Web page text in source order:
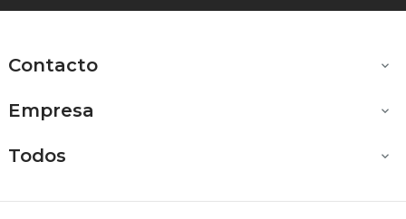
Contacto 
Empresa 
Todos 